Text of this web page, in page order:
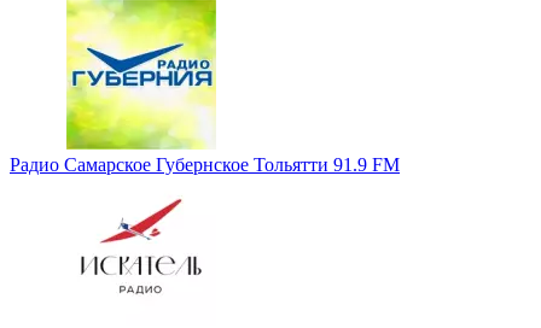
Радио Самарское Губернское Тольятти 91.9 FM